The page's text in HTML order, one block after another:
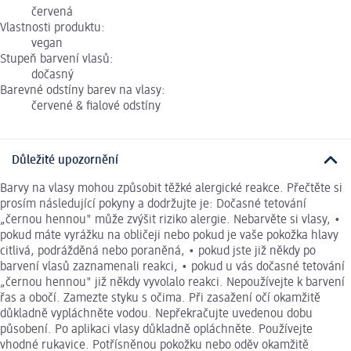
červená
Vlastnosti produktu:
vegan
Stupeň barvení vlasů:
dočasný
Barevné odstíny barev na vlasy:
červené & fialové odstíny
Důležité upozornění
Barvy na vlasy mohou způsobit těžké alergické reakce. Přečtěte si
prosím následující pokyny a dodržujte je: Dočasné tetování
„černou hennou" může zvýšit riziko alergie. Nebarvěte si vlasy, •
pokud máte vyrážku na obličeji nebo pokud je vaše pokožka hlavy
citlivá, podrážděná nebo poraněná, • pokud jste již někdy po
barvení vlasů zaznamenali reakci, • pokud u vás dočasné tetování
„černou hennou" již někdy vyvolalo reakci. Nepoužívejte k barvení
řas a obočí. Zamezte styku s očima. Při zasažení očí okamžitě
důkladně vypláchněte vodou. Nepřekračujte uvedenou dobu
působení. Po aplikaci vlasy důkladně opláchněte. Používejte
vhodné rukavice. Potřísněnou pokožku nebo oděv okamžitě